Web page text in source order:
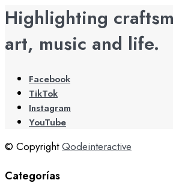
Highlighting
art, music and life.
Facebook
TikTok
Instagram
YouTube
© CopyrightQodeinteractive
Categorías